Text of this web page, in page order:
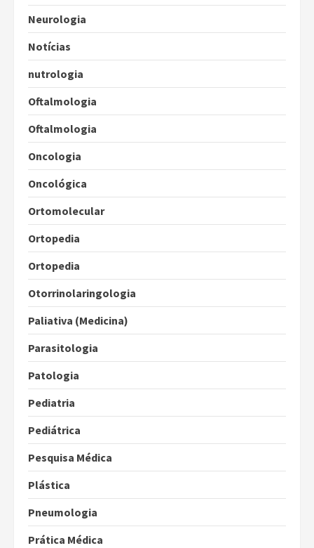
Neurologia
Notícias
nutrologia
Oftalmologia
Oftalmologia
Oncologia
Oncológica
Ortomolecular
Ortopedia
Ortopedia
Otorrinolaringologia
Paliativa (Medicina)
Parasitologia
Patologia
Pediatria
Pediátrica
Pesquisa Médica
Plástica
Pneumologia
Prática Médica